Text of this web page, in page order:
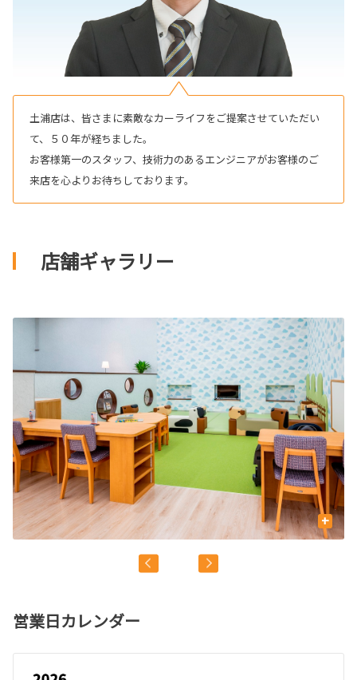
土浦店は、皆さまに素敵なカーライフをご提案させていただい
て、５０年が経ちました。
お客様第一のスタッフ、技術力のあるエンジニアがお客様のご
来店を心よりお待ちしております。
店舗ギャラリー
+
営業日カレンダー